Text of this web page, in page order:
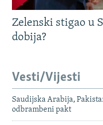
Zelenski stigao u
dobija?
Vesti/Vijesti
Saudijska Arabija,
odbrambeni pakt